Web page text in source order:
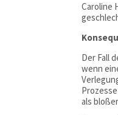
Caroline
Der Fall
wenn
als